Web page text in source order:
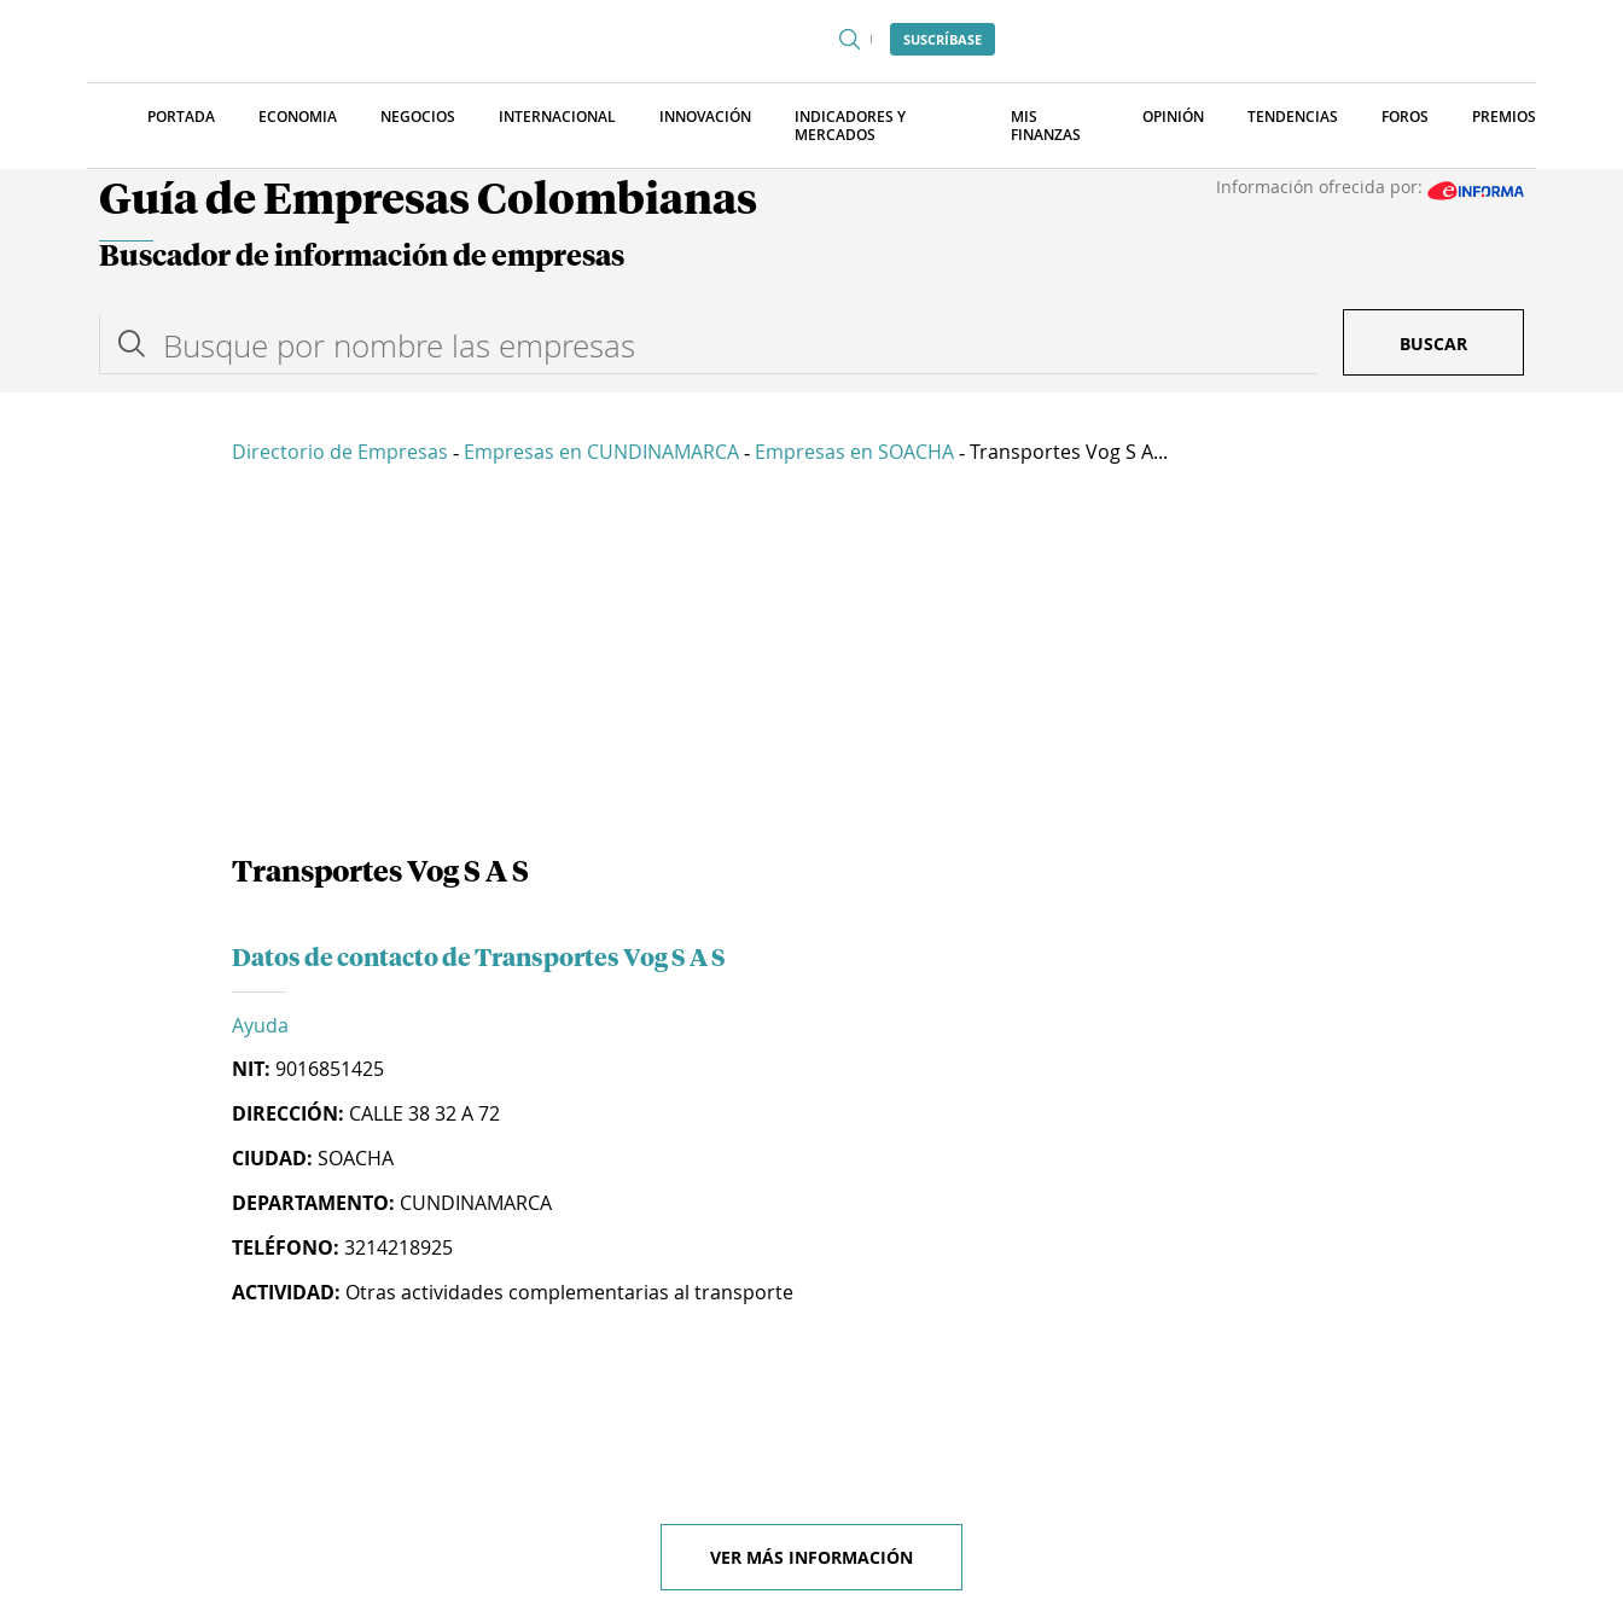
SUSCRÍBASE
PORTADA ECONOMIA NEGOCIOS INTERNACIONAL INNOVACIÓN
INDICADORES Y
MERCADOS
MIS
FINANZAS
OPINIÓN TENDENCIAS FOROS PREMIOS
Guía de Empresas Colombianas Información ofrecida por:
Buscador de información de empresas
BUSCAR
Directorio de Empresas - Empresas en CUNDINAMARCA - Empresas en SOACHA - Transportes Vog S A...
Transportes Vog S A S
Datos de contacto de Transportes Vog S A S
Ayuda
NIT: 9016851425
DIRECCIÓN: CALLE 38 32 A 72
CIUDAD: SOACHA
DEPARTAMENTO: CUNDINAMARCA
TELÉFONO: 3214218925
ACTIVIDAD: Otras actividades complementarias al transporte
VER MÁS INFORMACIÓN